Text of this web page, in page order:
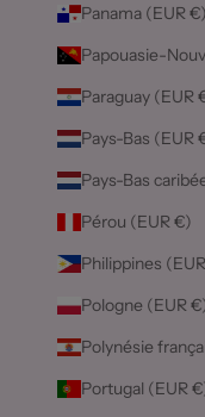
Panama (EUR €)
Papouasie-
Paraguay (EUR
Pays-Bas (EUR
Pays-Bas
Pérou (EUR €)
Philippines
Pologne (EUR
Polynésie
Portugal (EUR